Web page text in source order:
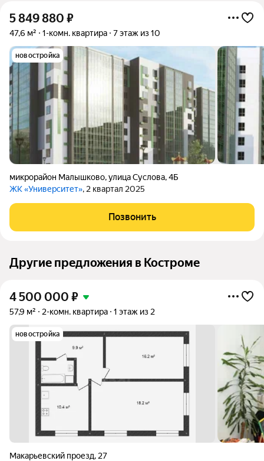
5 849 880 ₽
47,6 м² 1-комн. квартира 7 этаж из 10
новостройка
микрорайон Малышково,улица Суслова,4Б
ЖК «Университет», 2 квартал 2025
Позвонить
Другие предложения в Костроме
4 500 000 ₽
57,9 м² 2-комн. квартира 1 этаж из 2
новостройка
Макарьевский проезд, 27